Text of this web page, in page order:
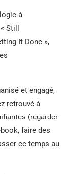
à
Still
It Done »,
et engagé,
retrouvé à
(regarder
faire des
ce temps au